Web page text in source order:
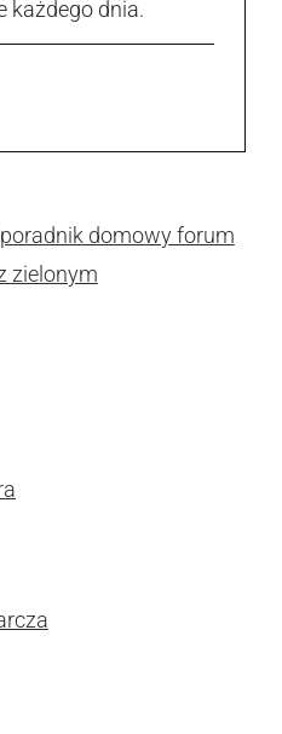
każdego dnia.
domowy forum
zielonym